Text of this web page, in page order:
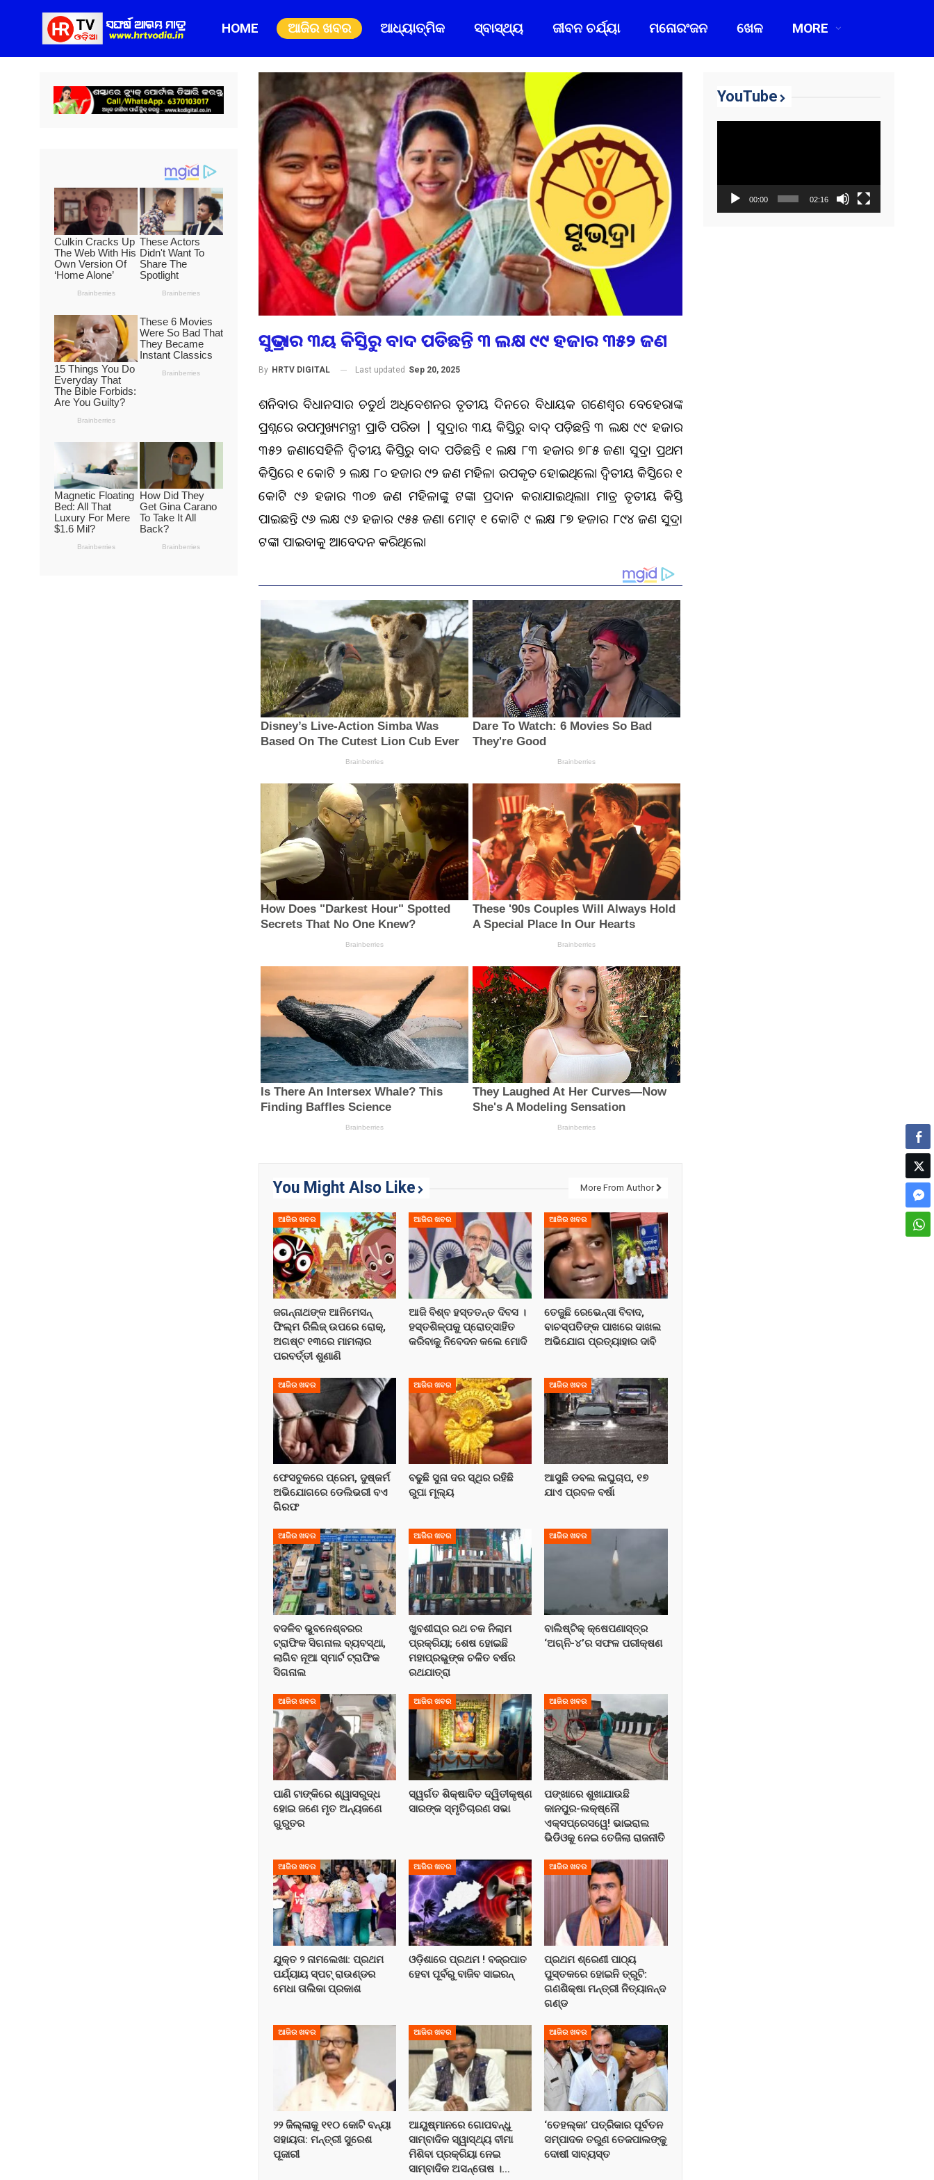
HOME ଆଜିର ଖବର ଆଧ୍ୟାତ୍ମିକ ସ୍ବାସ୍ଥ୍ୟ ଜୀବନ ଚର୍ଯ୍ୟା ମନୋରଂଜନ ଖେଳ MORE
ସୁଭଦ୍ରାର ୩ୟ କିସ୍ତିରୁ ବାଦ ପଡିଛନ୍ତି ୩ ଲକ୍ଷ ୯୯ ହଜାର ୩୫୨ ଜଣ
By HRTV DIGITAL Last updated Sep 20, 2025
ଶନିବାର ବିଧାନସଭାର ଚତୁର୍ଥ ଅଧିବେଶନର ତୃତୀୟ ଦିନରେ ବିଧାୟକ ଗଣେଶ୍ୱର ବେହେରାଙ୍କ
ପ୍ରଶ୍ନରେ ଉପମୁଖ୍ୟମନ୍ତ୍ରୀ ପ୍ରଭାତି ପରିଡା | ସୁଭଦ୍ରାର ୩ୟ କିସ୍ତିରୁ ବାଦ୍‌ ପଡ଼ିଛନ୍ତି ୩ ଲକ୍ଷ ୯୯ ହଜାର
୩୫୨ ଜଣ।ସେହିଭଳି ଦ୍ଵିତୀୟ କିସ୍ତିରୁ ବାଦ ପଡିଛନ୍ତି ୧ ଲକ୍ଷ ୮୩ ହଜାର ୭୮୫ ଜଣ। ସୁଭଦ୍ରା ପ୍ରଥମ
କିସ୍ତିରେ ୧ କୋଟି ୨ ଲକ୍ଷ ୮୦ ହଜାର ୯୨ ଜଣ ମହିଳା ଉପକୃତ ହୋଇଥିଲେ। ଦ୍ବିତୀୟ କିସ୍ତିରେ ୧
କୋଟି ୯୬ ହଜାର ୩୦୭ ଜଣ ମହିଳାଙ୍କୁ ଟଙ୍କା ପ୍ରଦାନ କରାଯାଇଥିଲା। ମାତ୍ର ତୃତୀୟ କିସ୍ତି
ପାଇଛନ୍ତି ୯୬ ଲକ୍ଷ ୯୬ ହଜାର ୯୫୫ ଜଣ। ମୋଟ୍‌ ୧ କୋଟି ୯ ଲକ୍ଷ ୮୭ ହଜାର ୮୯୪ ଜଣ ସୁଭଦ୍ରା
ଟଙ୍କା ପାଇବାକୁ ଆବେଦନ କରିଥିଲେ।
You Might Also Like More From Author
ଆଜିର ଖବର
ଜଗନ୍ନାଥଙ୍କ ଆନିମେସନ୍
ଫିଲ୍ମ ରିଲିଜ୍ ଉପରେ ରୋକ୍,
ଅଗଷ୍ଟ ୧୩ରେ ମାମଲାର
ପରବର୍ତ୍ତୀ ଶୁଣାଣି
ଆଜିର ଖବର
ଆଜି ବିଶ୍ବ ହସ୍ତତନ୍ତ ଦିବସ ।
ହସ୍ତଶିଳ୍ପକୁ ପ୍ରୋତ୍ସାହିତ
କରିବାକୁ ନିବେଦନ କଲେ ମୋଦି
ଆଜିର ଖବର
ତେଜୁଛି ରେଭେନ୍ସା ବିବାଦ,
ବାଚସ୍ପତିଙ୍କ ପାଖରେ ଦାଖଲ
ଅଭିଯୋଗ ପ୍ରତ୍ୟାହାର ଦାବି
ଆଜିର ଖବର
ଫେସବୁକରେ ପ୍ରେମ, ଦୁଷ୍କର୍ମ
ଅଭିଯୋଗରେ ଡେଲିଭରୀ ବଏ
ଗିରଫ
ଆଜିର ଖବର
ବଢୁଛି ସୁନା ଦର ସ୍ଥିର ରହିଛି
ରୁପା ମୂଲ୍ୟ
ଆଜିର ଖବର
ଆସୁଛି ଡବଲ ଲଘୁଚାପ, ୧୭
ଯାଏ ପ୍ରବଳ ବର୍ଷା
ଆଜିର ଖବର
ବଦଳିବ ଭୁବନେଶ୍ବରର
ଟ୍ରାଫିକ ସିଗନାଲ ବ୍ୟବସ୍ଥା,
ଲାଗିବ ନୂଆ ସ୍ମାର୍ଟ ଟ୍ରାଫିକ
ସିଗନାଲ
ଆଜିର ଖବର
ଖୁବଶୀଘ୍ର ରଥ ଚକ ନିଲାମ
ପ୍ରକ୍ରିୟା; ଶେଷ ହୋଇଛି
ମହାପ୍ରଭୁଙ୍କ ଚଳିତ ବର୍ଷର
ରଥଯାତ୍ରା
ଆଜିର ଖବର
ବାଲିଷ୍ଟିକ୍ କ୍ଷେପଣାସ୍ତ୍ର
‘ଅଗ୍ନି-୪’ର ସଫଳ ପରୀକ୍ଷଣ
ଆଜିର ଖବର
ପାଣି ଟାଙ୍କିରେ ଶ୍ୱାସରୁଦ୍ଧ
ହୋଇ ଜଣେ ମୃତ ଅନ୍ୟଜଣେ
ଗୁରୁତର
ଆଜିର ଖବର
ସ୍ୱର୍ଗତ ଶିକ୍ଷାବିତ ଦ୍ୱିତୀକୃଷ୍ଣ
ସାରଙ୍କ ସ୍ମୃତିଚାରଣ ସଭା
ଆଜିର ଖବର
ପଙ୍ଖାରେ ଶୁଖାଯାଉଛି
କାନପୁର-ଲକ୍ଷ୍ନୌ
ଏକ୍ସପ୍ରେସୱେ! ଭାଇରାଲ
ଭିଡିଓକୁ ନେଇ ତେଜିଲା ରାଜନୀତି
ଆଜିର ଖବର
ଯୁକ୍ତ ୨ ନାମଲେଖା: ପ୍ରଥମ
ପର୍ଯ୍ୟାୟ ସ୍ପଟ୍ ରାଉଣ୍ଡର
ମେଧା ତାଲିକା ପ୍ରକାଶ
ଆଜିର ଖବର
ଓଡ଼ିଶାରେ ପ୍ରଥମ ! ବଜ୍ରପାତ
ହେବା ପୂର୍ବରୁ ବାଜିବ ସାଇରନ୍
ଆଜିର ଖବର
ପ୍ରଥମ ଶ୍ରେଣୀ ପାଠ୍ୟ
ପୁସ୍ତକରେ ହୋଇନି ତ୍ରୁଟି:
ଗଣଶିକ୍ଷା ମନ୍ତ୍ରୀ ନିତ୍ୟାନନ୍ଦ
ଗଣ୍ଡ
ଆଜିର ଖବର
୨୨ ଜିଲ୍ଲାକୁ ୧୧୦ କୋଟି ବନ୍ୟା
ସହାୟତା: ମନ୍ତ୍ରୀ ସୁରେଶ
ପୂଜାରୀ
ଆଜିର ଖବର
ଆୟୁଷ୍ମାନରେ ଗୋପବନ୍ଧୁ
ସାମ୍ବାଦିକ ସ୍ୱାସ୍ଥ୍ୟ ବୀମା
ମିଶିବା ପ୍ରକ୍ରିୟା ନେଇ
ସାମ୍ବାଦିକ ଅସନ୍ତୋଷ ।…
ଆଜିର ଖବର
‘ତେହଲ୍‌କା’ ପତ୍ରିକାର ପୂର୍ବତନ
ସମ୍ପାଦକ ତରୁଣ ତେଜପାଲଙ୍କୁ
ଦୋଷୀ ସାବ୍ୟସ୍ତ
YouTube
00:00 02:16